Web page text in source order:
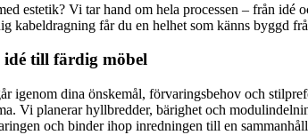
estetik? Vi tar hand om hela processen – från
kabeldragning får du en helhet som känns byggd
till färdig möbel
igenom dina önskemål, förvaringsbehov och
Vi planerar hyllbredder, bärighet och
och binder ihop inredningen till en